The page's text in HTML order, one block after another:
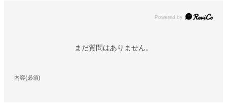
Powered by
まだ質問はありません。
内容(必須)